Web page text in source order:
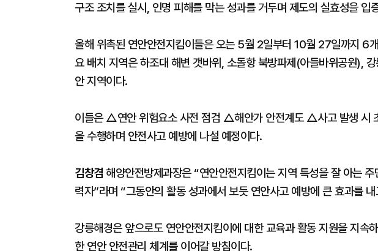
구조 조치를 실시, 인명 피해를 막는 성과를 거두며 제도의 실효성을 입
올해 위촉된 연안안전지킴이들은 오는 5월 2일부터 10월 27일까지 6
요 배치 지역은 하조대 해변 갯바위, 소돌항 북방파제(아들바위공원),
안 지역이다.
이들은 △연안 위험요소 사전 점검 △해안가 안전계도 △사고 발생 시
을 수행하며 안전사고 예방에 나설 예정이다.
김창겸 해양안전방제과장은 “연안안전지킴이는 지역 특성을 잘 아는
력자”라며 “그동안의 활동 성과에서 보듯 연안사고 예방에 큰 효과를
강릉해경은 앞으로도 연안안전지킴이에 대한 교육과 활동 지원을 지속
한 연안 안전관리 체계를 이어갈 방침이다.